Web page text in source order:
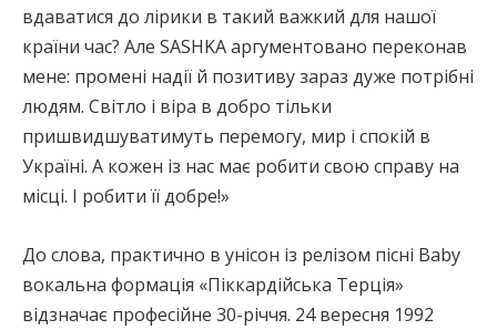
вдаватися до лірики в такий важкий для нашої
країни час? Але SASHKA аргументовано переконав
мене: промені надії й позитиву зараз дуже потрібні
людям. Світло і віра в добро тільки
пришвидшуватимуть перемогу, мир і спокій в
Україні. А кожен із нас має робити свою справу на
місці. І робити її добре!»
До слова, практично в унісон із релізом пісні Baby
вокальна формація «Піккардійська Терція»
відзначає професійне 30-річчя. 24 вересня 1992